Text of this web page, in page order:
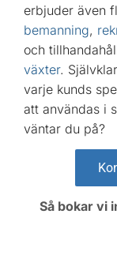
erbjuder även
bemanning,
och
växter.
varje kunds
att användas i
väntar du på?
Så bokar vi